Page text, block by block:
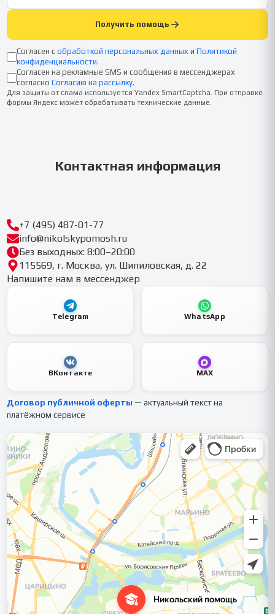
Получить помощь
Согласен с обработкой персональных данных и Политикой
конфиденциальности.
Согласен на рекламные SMS и сообщения в мессенджерах
согласно Согласию на рассылку.
Для защиты от спама используется Yandex SmartCaptcha. При отправке
формы Яндекс может обрабатывать технические данные.
Контактная информация
+7 (495) 487-01-77
info@nikolskypomosh.ru
Без выходных: 8:00–20:00
115569, г. Москва, ул. Шипиловская, д. 22
Напишите нам в мессенджер
Telegram WhatsApp
ВКонтакте MAX
Договор публичной оферты — актуальный текст на
платёжном сервисе